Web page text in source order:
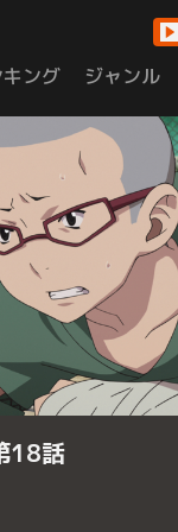
ング ジャンル
18話